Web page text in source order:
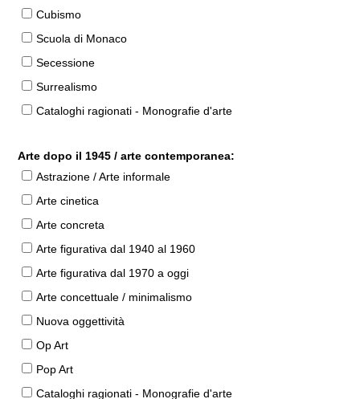
Cubismo
Scuola di Monaco
Secessione
Surrealismo
Cataloghi ragionati - Monografie d'arte
Arte dopo il 1945 / arte contemporanea:
Astrazione / Arte informale
Arte cinetica
Arte concreta
Arte figurativa dal 1940 al 1960
Arte figurativa dal 1970 a oggi
Arte concettuale / minimalismo
Nuova oggettività
Op Art
Pop Art
Cataloghi ragionati - Monografie d'arte